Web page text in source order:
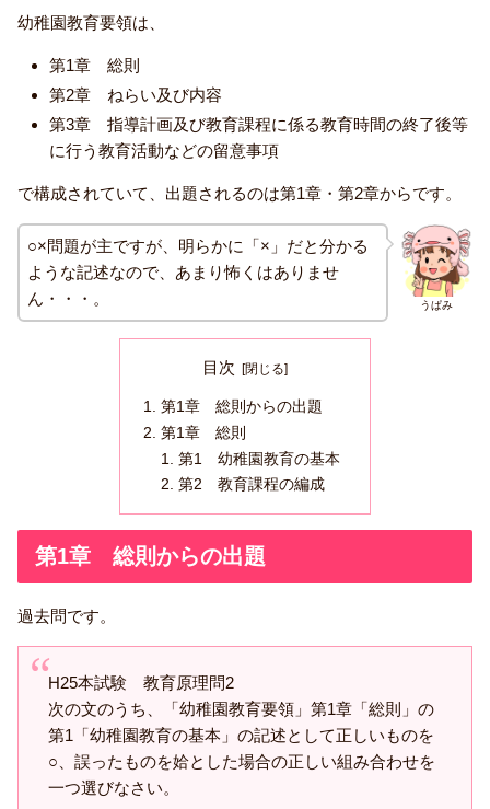
幼稚園教育要領は、
第1章 総則
第2章 ねらい及び内容
第3章 指導計画及び教育課程に係る教育時間の終了後等
に行う教育活動などの留意事項
で構成されていて、出題されるのは第1章・第2章からです。
うぱみ
○×問題が主ですが、明らかに「×」だと分かる
ような記述なので、あまり怖くはありませ
ん・・・。
目次
第1章 総則からの出題
第1章 総則
第1 幼稚園教育の基本
第2 教育課程の編成
第1章 総則からの出題
過去問です。
H25本試験 教育原理問2
次の文のうち、「幼稚園教育要領」第1章「総則」の
第1「幼稚園教育の基本」の記述として正しいものを
○、誤ったものを姶とした場合の正しい組み合わせを
一つ選びなさい。